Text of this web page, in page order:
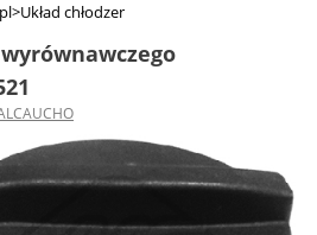
>Układ chłodzenia silnika